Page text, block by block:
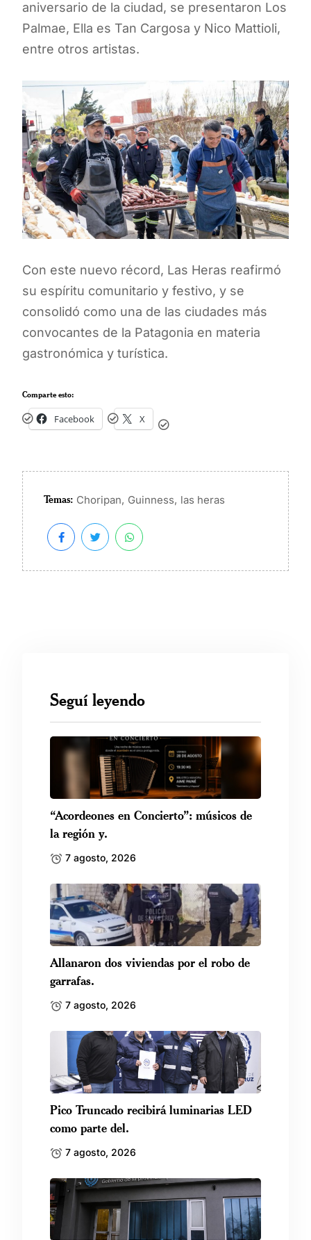
aniversario de la ciudad, se presentaron Los
Palmae, Ella es Tan Cargosa y Nico Mattioli,
entre otros artistas.
Con este nuevo récord, Las Heras reafirmó
su espíritu comunitario y festivo, y se
consolidó como una de las ciudades más
convocantes de la Patagonia en materia
gastronómica y turística.
Comparte esto:
Facebook X
Temas: Choripan, Guinness, las heras
Seguí leyendo
“Acordeones en Concierto”: músicos de
la región y.
7 agosto, 2026
Allanaron dos viviendas por el robo de
garrafas.
7 agosto, 2026
Pico Truncado recibirá luminarias LED
como parte del.
7 agosto, 2026